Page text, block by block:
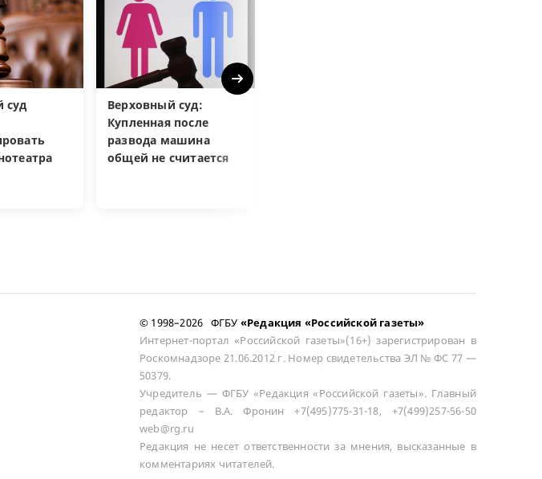
суд
Верховный суд:
Купленная после
развода машина
общей не считается
Next
© 1998–2026 ФГБУ «Редакция «Российской газеты»
Интернет-портал «Российской газеты»(16+) зарегистрирован в
Роскомнадзоре 21.06.2012 г. Номер свидетельства ЭЛ № ФС 77 —
50379.
Учредитель — ФГБУ «Редакция «Российской газеты». Главный
редактор – В.А. Фронин +7(495)775-31-18, +7(499)257-56-50
web@rg.ru
Редакция не несет ответственности за мнения, высказанные в
комментариях читателей.